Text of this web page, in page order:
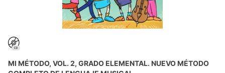
MI MÉTODO, VOL. 2, GRADO ELEMENTAL. NUEVO MÉTODO